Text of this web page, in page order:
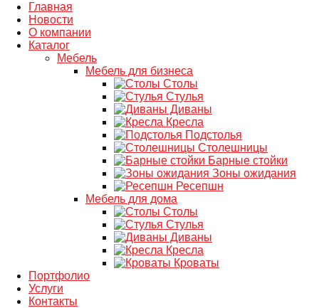
Главная
Новости
О компании
Каталог
Мебель
Мебель для бизнеса
Столы
Стулья
Диваны
Кресла
Подстолья
Столешницы
Барные стойки
Зоны ожидания
Ресепшн
Мебель для дома
Столы
Стулья
Диваны
Кресла
Кроваты
Портфолио
Услуги
Контакты